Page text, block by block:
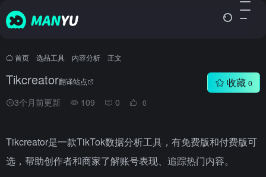
首页 选品工具 内容分析 正文
Tikcreator翻译站点
3个月前更新 109 0 0
收藏 0
Tikcreator是一款TikTok数据分析工具，有免费版和付费版可
选，帮助创作者和商家了解账号表现、追踪热门内容。